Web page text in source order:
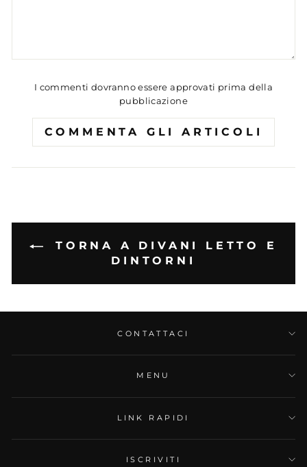
I commenti dovranno essere approvati prima della
pubblicazione
COMMENTA GLI ARTICOLI
TORNA A DIVANI LETTO E
DINTORNI
CONTATTACI
MENU
LINK RAPIDI
ISCRIVITI